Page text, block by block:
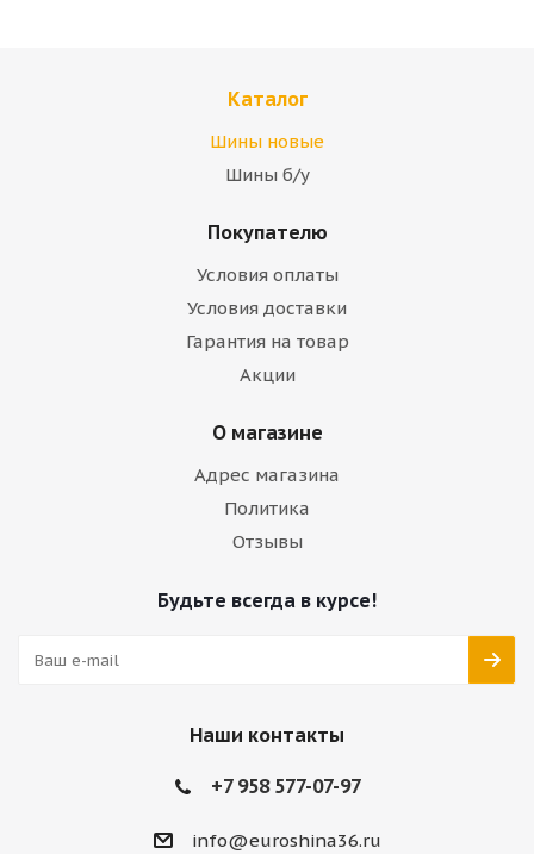
Каталог
Шины новые
Шины б/у
Покупателю
Условия оплаты
Условия доставки
Гарантия на товар
Акции
О магазине
Адрес магазина
Политика
Отзывы
Будьте всегда в курсе!
Наши контакты
+7 958 577-07-97
info@euroshina36.ru